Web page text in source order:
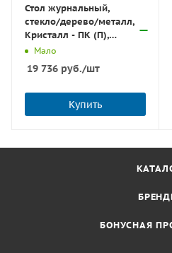
Стол журнальный,
стекло/дерево/металл,
Кристалл - ПК (П),
1000х600х417 мм, хром,
Мало
19 736 руб./шт
Купить
БОНУСНАЯ